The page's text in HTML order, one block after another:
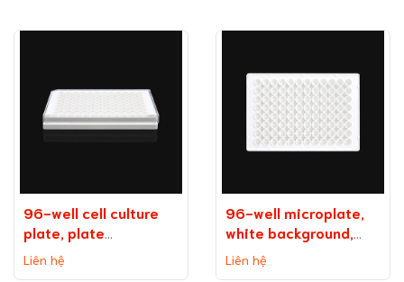
96-well cell culture
plate, plate
on background
(without TC
Liên hệ
96-well microplate,
white background,
medium binding
capacity
Liên hệ